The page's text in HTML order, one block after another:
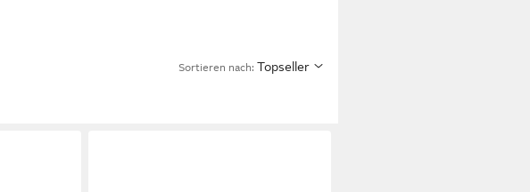
Sortieren nach: Topseller